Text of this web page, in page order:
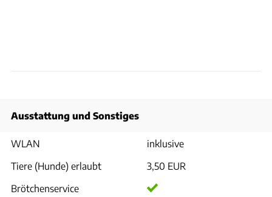
Ausstattung und Sonstiges
WLAN
inklusive
Tiere (Hunde) erlaubt
3,50 EUR
Brötchenservice